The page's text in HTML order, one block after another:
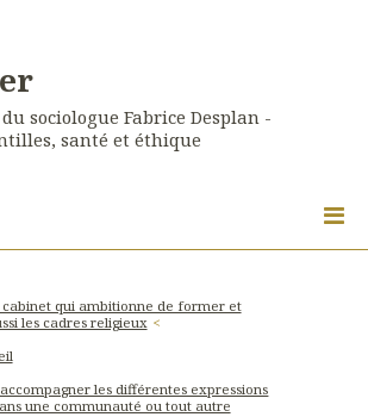
sociologue Fabrice Desplan -
santé et éthique
cabinet qui ambitionne de former et
les cadres religieux
les différentes expressions
une communauté ou tout autre